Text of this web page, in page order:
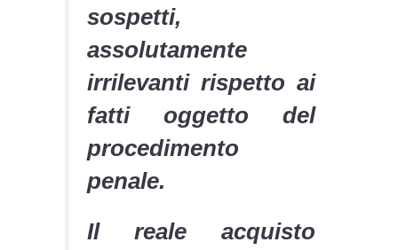
sospetti,
assolutamente
irrilevanti rispetto ai
fatti oggetto del
procedimento
penale.
Il reale acquisto